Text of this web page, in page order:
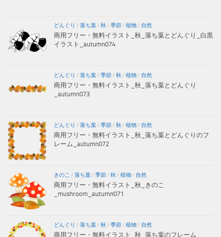
どんぐり / 落ち葉/ 秋 / 季節/ 植物/ 自然
商用フリー・無料イラスト_秋_落ち葉とどんぐり_白黒
イラスト_autumn074
どんぐり / 落ち葉/ 季節/ 秋 / 植物/ 自然
商用フリー・無料イラスト_秋_落ち葉とどんぐり
_autumn073
どんぐり / 落ち葉/ 季節/ 秋 / 植物/ 自然
商用フリー・無料イラスト_秋_落ち葉とどんぐりのフ
レーム_autumn072
きのこ / 落ち葉/ 季節/ 秋 / 植物/ 自然
商用フリー・無料イラスト_秋_きのこ
_mushroom_autumn071
どんぐり / 落ち葉/ 秋 / 季節/ 植物/ 自然
商用フリー・無料イラスト_秋_落ち葉のフレーム